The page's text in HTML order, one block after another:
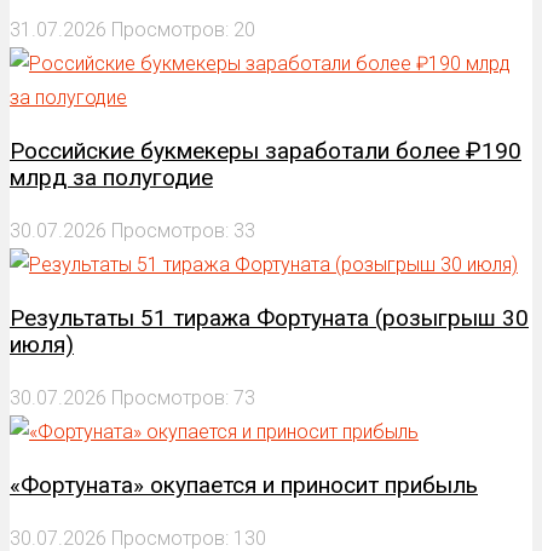
31.07.2026 Просмотров: 20
Российские букмекеры заработали более ₽190
млрд за полугодие
30.07.2026 Просмотров: 33
Результаты 51 тиража Фортуната (розыгрыш 30
июля)
30.07.2026 Просмотров: 73
«Фортуната» окупается и приносит прибыль
30.07.2026 Просмотров: 130